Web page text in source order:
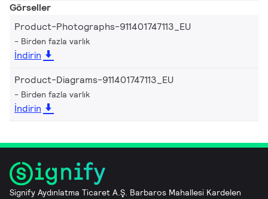
Görseller
Product-Photographs-911401747113_EU
Birden fazla varlık
İndirin
Product-Diagrams-911401747113_EU
Birden fazla varlık
İndirin
Signify Aydınlatma Ticaret A.Ş. Barbaros Mahallesi Kardelen